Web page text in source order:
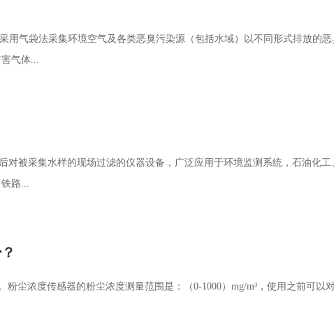
袋法采集环境空气及各类恶臭污染源（包括水域）以不同形式排放的恶
气体...
对被采集水样的现场过滤的仪器设备，广泛应用于环境监测系统，石油化
路...
粉尘浓度传感器的粉尘浓度测量范围是：（0-1000）mg/m³，使用之前可